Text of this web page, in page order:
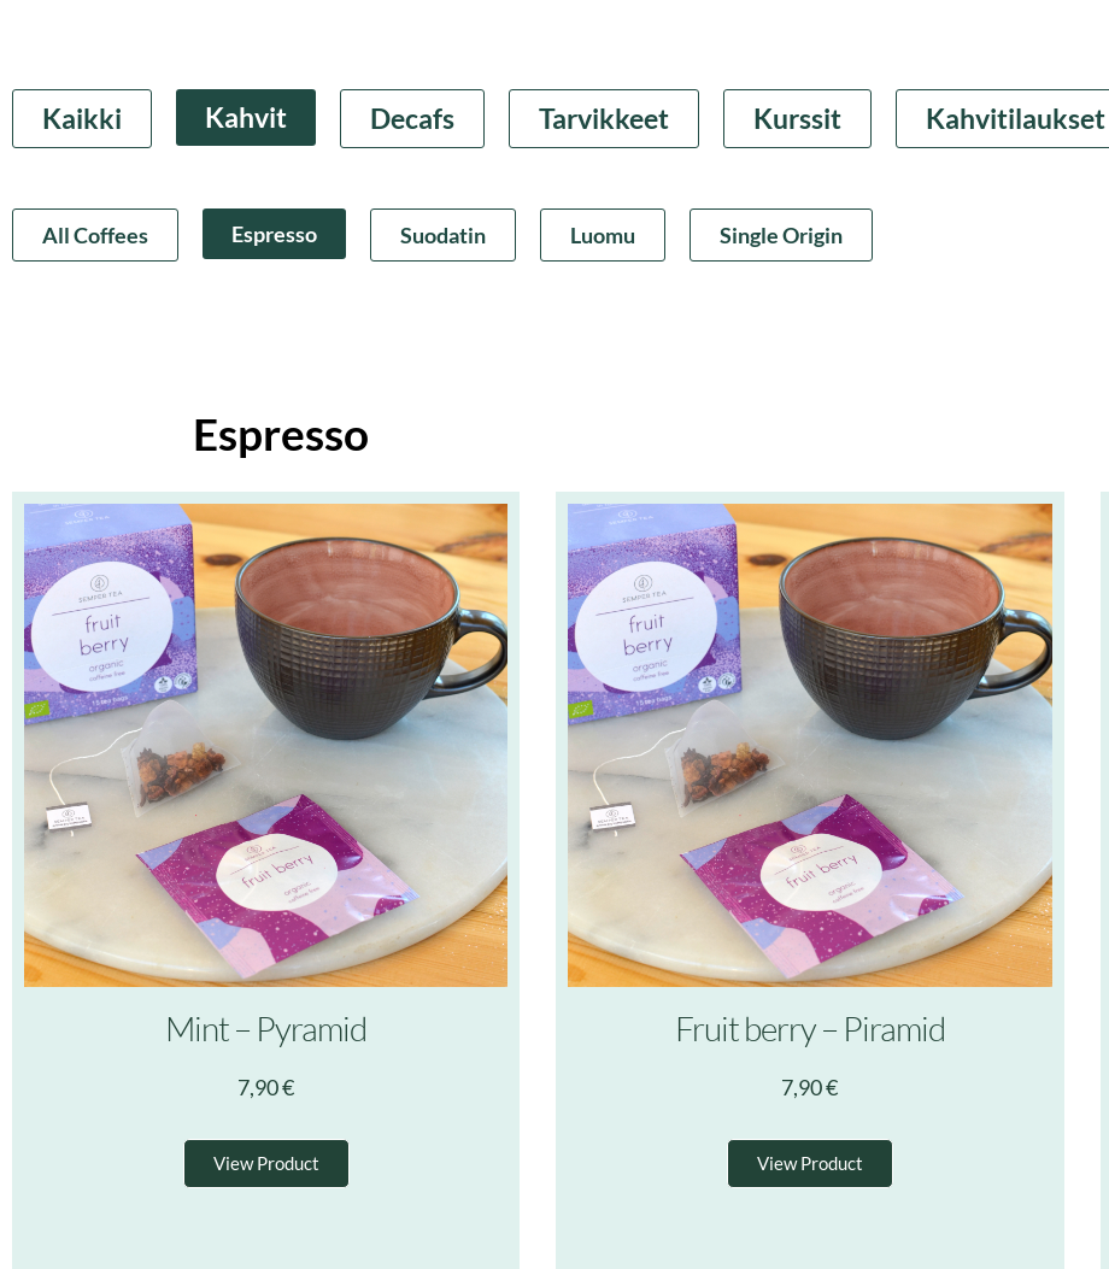
Kaikki Kahvit Decafs Tarvikkeet Kurssit Kahvitilaukset
All Coffees Espresso Suodatin Luomu Single Origin
Espresso
Mint – Pyramid
7,90€
View Product
Fruit berry – Piramid
7,90€
View Product